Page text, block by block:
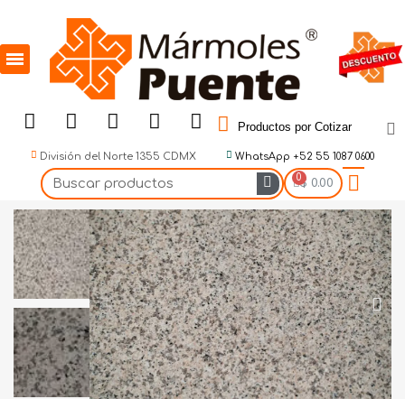
Productos por Cotizar
División del Norte 1355 CDMX WhatsApp +52 55 1087 0600
$ 0.00